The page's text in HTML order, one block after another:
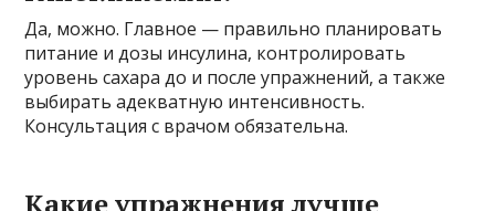
Да, можно. Главное — правильно планировать
питание и дозы инсулина, контролировать
уровень сахара до и после упражнений, а также
выбирать адекватную интенсивность.
Консультация с врачом обязательна.
Какие упражнения лучше